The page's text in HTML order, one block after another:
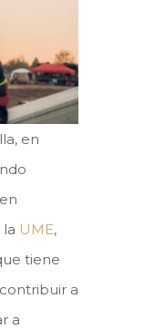
en
UME,
tiene
a
a